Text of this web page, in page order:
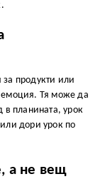
за продукти или
емоция. Тя може да
в планината, урок
дори урок по
а не вещ